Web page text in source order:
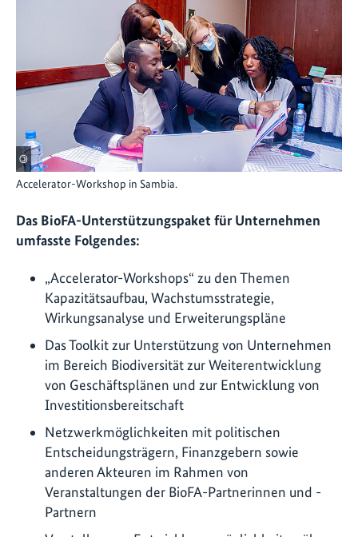
©
Accelerator-Workshop in Sambia.
Das BioFA-Unterstützungspaket für Unternehmen
umfasste Folgendes:
„Accelerator-Workshops“ zu den Themen
Kapazitätsaufbau, Wachstumsstrategie,
Wirkungsanalyse und Erweiterungspläne
Das Toolkit zur Unterstützung von Unternehmen
im Bereich Biodiversität zur Weiterentwicklung
von Geschäftsplänen und zur Entwicklung von
Investitionsbereitschaft
Netzwerkmöglichkeiten mit politischen
Entscheidungsträgern, Finanzgebern sowie
anderen Akteuren im Rahmen von
Veranstaltungen der BioFA-Partnerinnen und -
Partnern